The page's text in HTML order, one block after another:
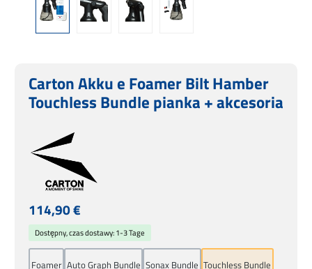
Carton Akku e Foamer Bilt Hamber
Touchless Bundle pianka + akcesoria
Cena regularna:
114,90 €
Dostępny, czas dostawy: 1-3 Tage
Foamer Auto Graph Bundle Sonax Bundle Touchless Bundle